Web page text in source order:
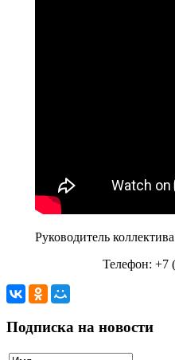
Руководитель
Телефон: +7
Подписка на новости